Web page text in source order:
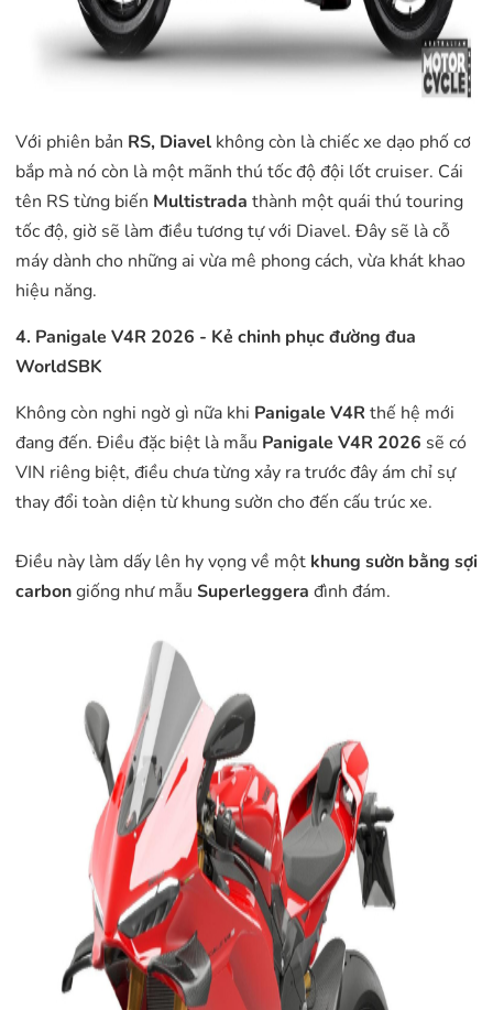
Với phiên bản RS, Diavel không còn là chiếc xe dạo phố cơ
bắp mà nó còn là một mãnh thú tốc độ đội lốt cruiser. Cái
tên RS từng biến Multistrada thành một quái thú touring
tốc độ, giờ sẽ làm điều tương tự với Diavel. Đây sẽ là cỗ
máy dành cho những ai vừa mê phong cách, vừa khát khao
hiệu năng.
4. Panigale V4R 2026 - Kẻ chinh phục đường đua
WorldSBK
Không còn nghi ngờ gì nữa khi Panigale V4R thế hệ mới
đang đến. Điều đặc biệt là mẫu Panigale V4R 2026 sẽ có
VIN riêng biệt, điều chưa từng xảy ra trước đây ám chỉ sự
thay đổi toàn diện từ khung sườn cho đến cấu trúc xe.
Điều này làm dấy lên hy vọng về một khung sườn bằng sợi
carbongiống như mẫu Superleggera đình đám.